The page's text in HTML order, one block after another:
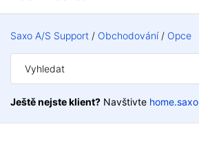
Saxo A/S Support Obchodování Opce
Ještě nejste klient? Navštivte home.saxo